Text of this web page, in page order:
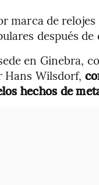
marca de
después
en Ginebra,
Hans Wilsdorf,
hechos de